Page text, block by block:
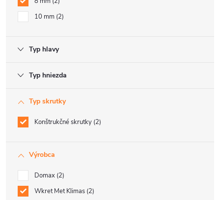
10 mm 2
Typ hlavy
Typ hniezda
Typ skrutky
Konštrukčné skrutky 2
Výrobca
Domax 2
Wkret Met Klimas 2